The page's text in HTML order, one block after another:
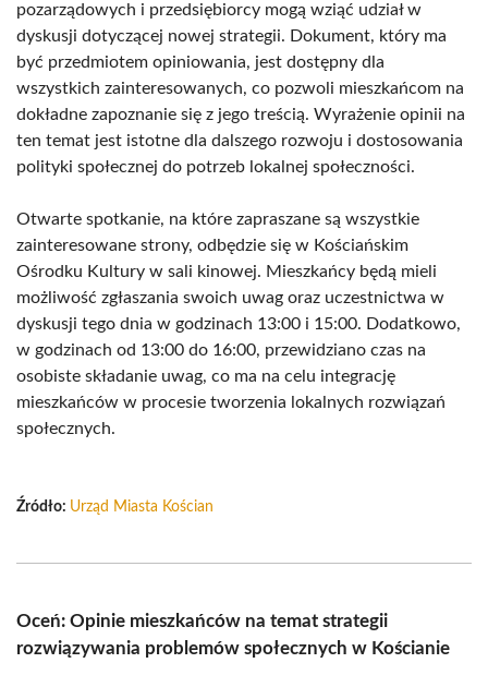
pozarządowych i przedsiębiorcy mogą wziąć udział w
dyskusji dotyczącej nowej strategii. Dokument, który ma
być przedmiotem opiniowania, jest dostępny dla
wszystkich zainteresowanych, co pozwoli mieszkańcom na
dokładne zapoznanie się z jego treścią. Wyrażenie opinii na
ten temat jest istotne dla dalszego rozwoju i dostosowania
polityki społecznej do potrzeb lokalnej społeczności.
Otwarte spotkanie, na które zapraszane są wszystkie
zainteresowane strony, odbędzie się w Kościańskim
Ośrodku Kultury w sali kinowej. Mieszkańcy będą mieli
możliwość zgłaszania swoich uwag oraz uczestnictwa w
dyskusji tego dnia w godzinach 13:00 i 15:00. Dodatkowo,
w godzinach od 13:00 do 16:00, przewidziano czas na
osobiste składanie uwag, co ma na celu integrację
mieszkańców w procesie tworzenia lokalnych rozwiązań
społecznych.
Źródło: Urząd Miasta Kościan
Oceń: Opinie mieszkańców na temat strategii
rozwiązywania problemów społecznych w Kościanie